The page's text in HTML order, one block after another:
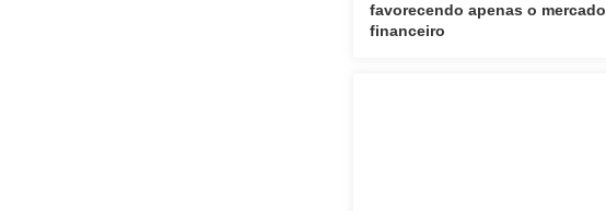
favorecendo apenas o mercado
financeiro